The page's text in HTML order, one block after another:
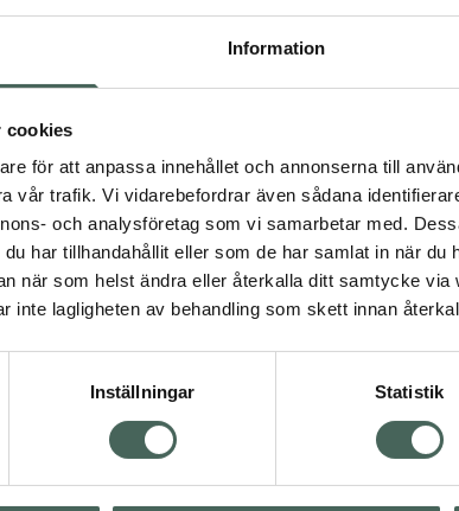
Information
cookies
för att anpassa innehållet och annonserna till
vår trafik. Vi vidarebefordrar även sådana
och analysföretag som vi samarbetar med.
har tillhandahållit eller som de har samlat in när
när som helst ändra eller återkalla ditt samtycke via
inte lagligheten av behandling som skett innan
Inställningar Statistik
Aktuella
Skåne i syd
just dig